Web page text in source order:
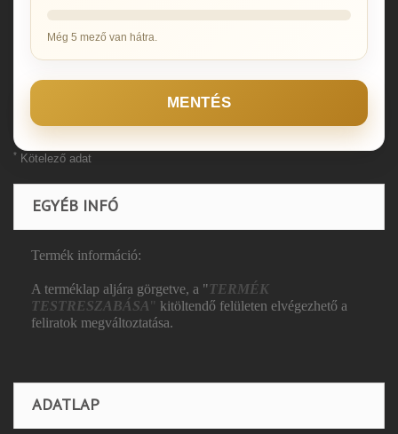
Még 5 mező van hátra.
MENTÉS
* Kötelező adat
EGYÉB INFÓ
Termék információ:
A terméklap aljára görgetve, a "TERMÉK
TESTRESZABÁSA" kitöltendő felületen elvégezhető a
feliratok megváltoztatása.
ADATLAP